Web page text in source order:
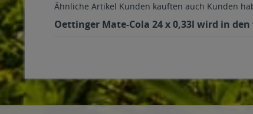
Ähnliche Artikel Kunden kauften auch Kunden
Oettinger Mate-Cola 24 x 0,33l wird in